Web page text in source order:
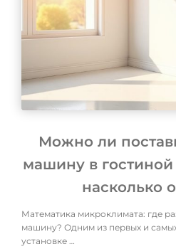
Можно ли
машину в
насколько
Математика микроклимата: где
машину? Одним из первых и
установке …